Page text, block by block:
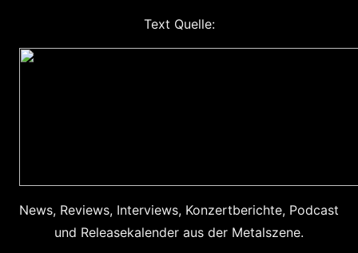
Text Quelle:
News, Reviews, Interviews, Konzertberichte, Podcast
und Releasekalender aus der Metalszene.